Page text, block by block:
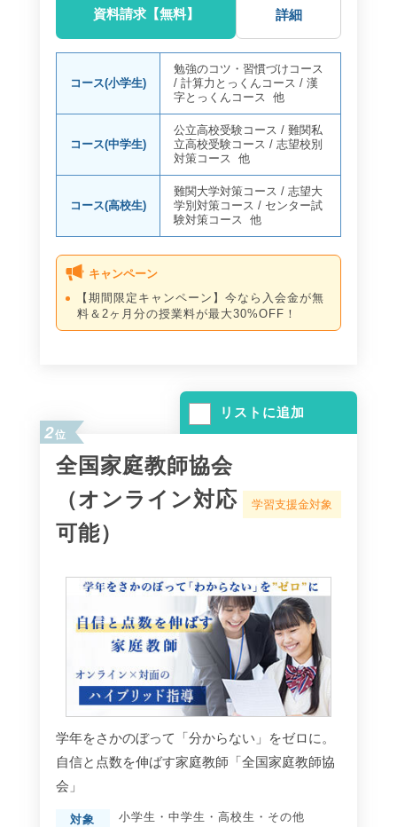
資料請求【無料】 詳細
コース(小学生)
勉強のコツ・習慣づけコース
/計算力とっくんコース /漢
字とっくんコース 他
コース(中学生)
公立高校受験コース /難関私
立高校受験コース /志望校別
対策コース 他
コース(高校生)
難関大学対策コース /志望大
学別対策コース /センター試
験対策コース 他
キャンペーン
【期間限定キャンペーン】今なら入会金が無
料＆2ヶ月分の授業料が最大30%OFF！
リストに追加
2位
全国家庭教師協会
（オンライン対応
可能）
学習支援金対象
学年をさかのぼって「分からない」をゼロに。
自信と点数を伸ばす家庭教師「全国家庭教師協
会」
対象 小学生 ・ 中学生 ・ 高校生 ・ その他